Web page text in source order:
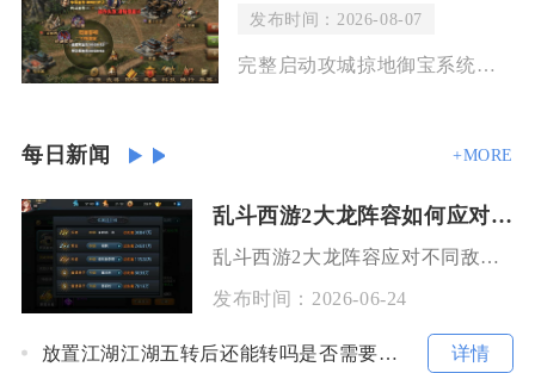
发布时间：2026-08-07
完整启动攻城掠地御宝系统需要依次达成等级门槛、通关指定副本解锁功能入口、获取锻造
每日新闻 +MORE
乱斗西游2大龙阵容如何应对不同的敌人
乱斗西游2大龙阵容应对不同敌人，核心是根据敌方输出类型、控制强度与坦度，灵活切换召唤流、爆
发布时间： 2026-06-24
放置江湖江湖五转后还能转吗是否需要战略规划 详情